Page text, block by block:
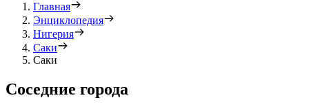
Главная
Энциклопедия
Нигерия
Саки
Саки
Соседние города